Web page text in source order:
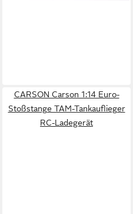
CARSON Carson 1:14 Euro-
Stoßstange TAM-Tankauflieger
RC-Ladegerät